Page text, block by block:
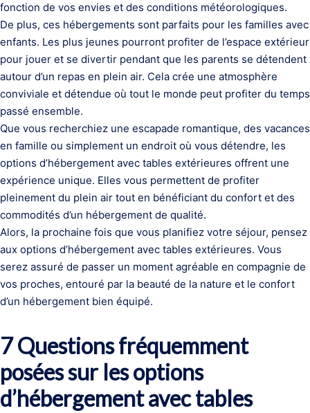
fonction de vos envies et des conditions météorologiques.
De plus, ces hébergements sont parfaits pour les familles avec
enfants. Les plus jeunes pourront profiter de l’espace extérieur
pour jouer et se divertir pendant que les parents se détendent
autour d’un repas en plein air. Cela crée une atmosphère
conviviale et détendue où tout le monde peut profiter du temps
passé ensemble.
Que vous recherchiez une escapade romantique, des vacances
en famille ou simplement un endroit où vous détendre, les
options d’hébergement avec tables extérieures offrent une
expérience unique. Elles vous permettent de profiter
pleinement du plein air tout en bénéficiant du confort et des
commodités d’un hébergement de qualité.
Alors, la prochaine fois que vous planifiez votre séjour, pensez
aux options d’hébergement avec tables extérieures. Vous
serez assuré de passer un moment agréable en compagnie de
vos proches, entouré par la beauté de la nature et le confort
d’un hébergement bien équipé.
7 Questions fréquemment
posées sur les options
d’hébergement avec tables